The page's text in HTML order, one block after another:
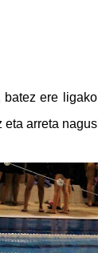
ere
arreta